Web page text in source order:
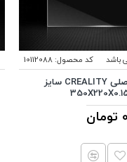
باشد کد محصول:10112088
فیلم FEP اصلی CREALITY سایز
0 تومان